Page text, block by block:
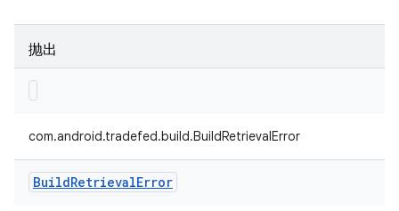
抛出
com.android.tradefed.build.BuildRetrievalError
BuildRetrievalError